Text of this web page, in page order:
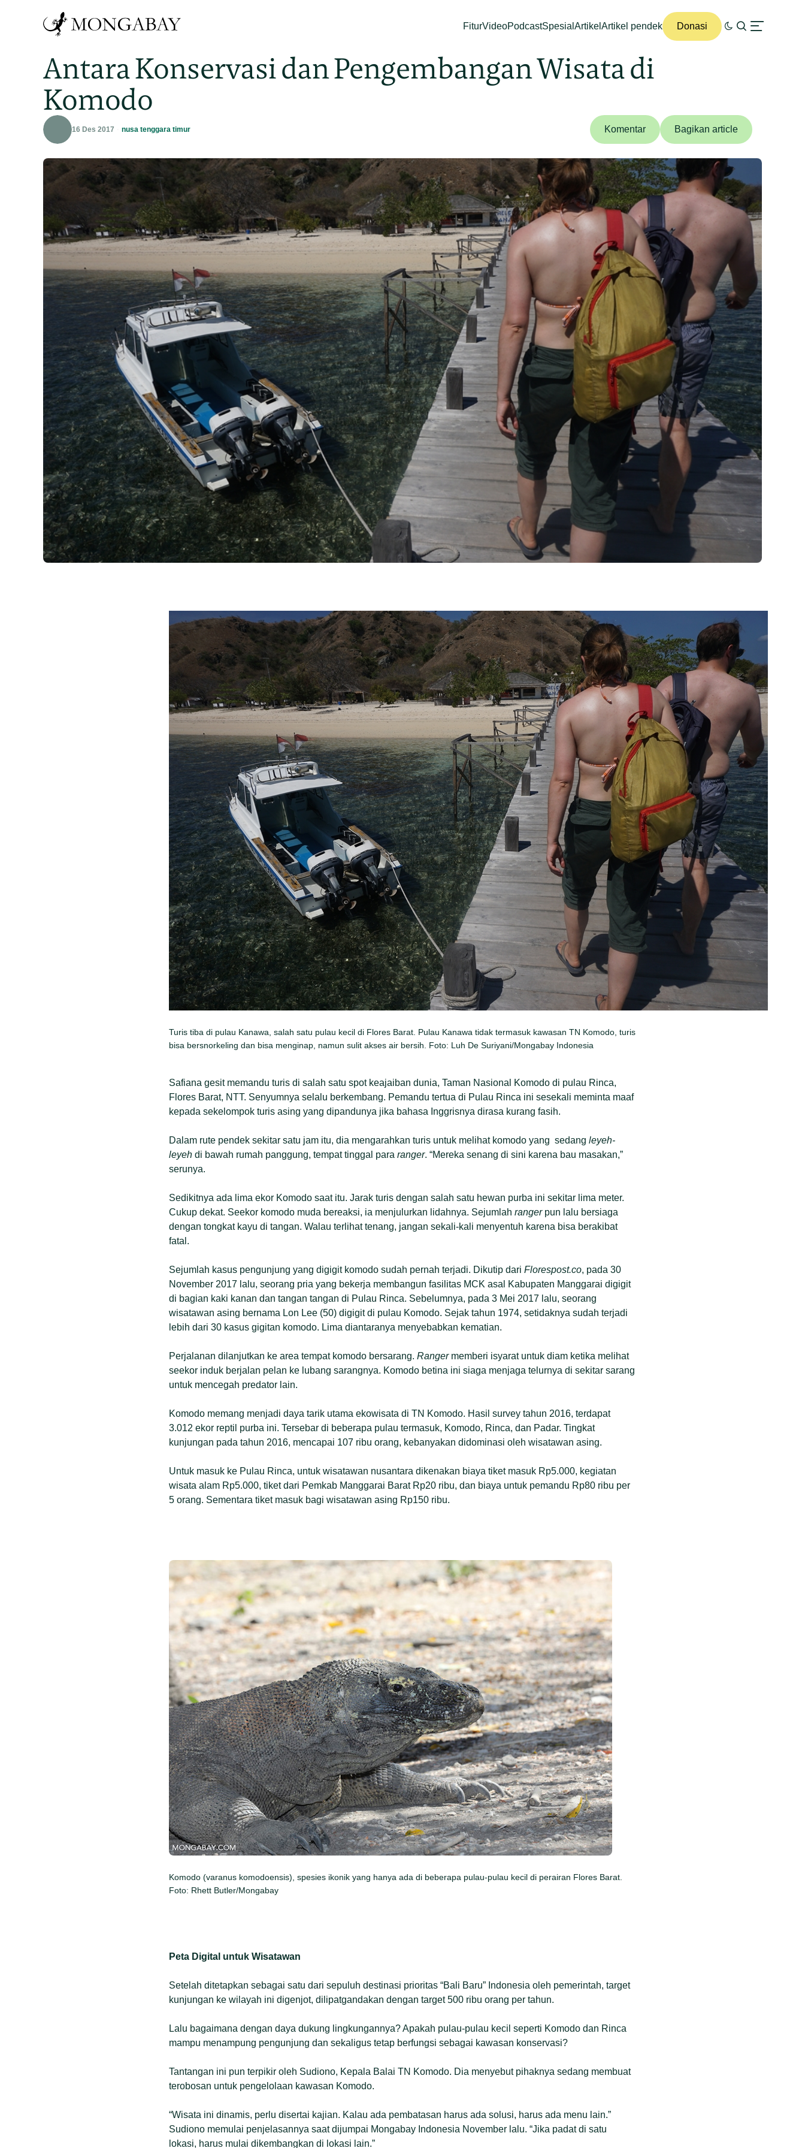
FiturVideoPodcastSpesial Artikel Artikel pendek Donasi
Antara Konservasi dan Pengembangan Wisata di
Komodo
16 Des 2017 nusa tenggara timur Komentar Bagikan article
Turis tiba di pulau Kanawa, salah satu pulau kecil di Flores Barat. Pulau Kanawa tidak termasuk kawasan TN Komodo, turis
bisa bersnorkeling dan bisa menginap, namun sulit akses air bersih. Foto: Luh De Suriyani/Mongabay Indonesia
Safiana gesit memandu turis di salah satu spot keajaiban dunia, Taman Nasional Komodo di pulau Rinca,
Flores Barat, NTT. Senyumnya selalu berkembang. Pemandu tertua di Pulau Rinca ini sesekali meminta maaf
kepada sekelompok turis asing yang dipandunya jika bahasa Inggrisnya dirasa kurang fasih.
Dalam rute pendek sekitar satu jam itu, dia mengarahkan turis untuk melihat komodo yang sedang leyeh-
leyeh di bawah rumah panggung, tempat tinggal para ranger. “Mereka senang di sini karena bau masakan,”
serunya.
Sedikitnya ada lima ekor Komodo saat itu. Jarak turis dengan salah satu hewan purba ini sekitar lima meter.
Cukup dekat. Seekor komodo muda bereaksi, ia menjulurkan lidahnya. Sejumlah rangerpun lalu bersiaga
dengan tongkat kayu di tangan. Walau terlihat tenang, jangan sekali-kali menyentuh karena bisa berakibat
fatal.
Sejumlah kasus pengunjung yang digigit komodo sudah pernah terjadi. Dikutip dari Florespost.co, pada 30
November 2017 lalu, seorang pria yang bekerja membangun fasilitas MCK asal Kabupaten Manggarai digigit
di bagian kaki kanan dan tangan tangan di Pulau Rinca. Sebelumnya, pada 3 Mei 2017 lalu, seorang
wisatawan asing bernama Lon Lee (50) digigit di pulau Komodo. Sejak tahun 1974, setidaknya sudah terjadi
lebih dari 30 kasus gigitan komodo. Lima diantaranya menyebabkan kematian.
Perjalanan dilanjutkan ke area tempat komodo bersarang. Rangermemberi isyarat untuk diam ketika melihat
seekor induk berjalan pelan ke lubang sarangnya. Komodo betina ini siaga menjaga telurnya di sekitar sarang
untuk mencegah predator lain.
Komodo memang menjadi daya tarik utama ekowisata di TN Komodo. Hasil survey tahun 2016, terdapat
3.012 ekor reptil purba ini. Tersebar di beberapa pulau termasuk, Komodo, Rinca, dan Padar. Tingkat
kunjungan pada tahun 2016, mencapai 107 ribu orang, kebanyakan didominasi oleh wisatawan asing.
Untuk masuk ke Pulau Rinca, untuk wisatawan nusantara dikenakan biaya tiket masuk Rp5.000, kegiatan
wisata alam Rp5.000, tiket dari Pemkab Manggarai Barat Rp20 ribu, dan biaya untuk pemandu Rp80 ribu per
5 orang. Sementara tiket masuk bagi wisatawan asing Rp150 ribu.
Komodo (varanus komodoensis), spesies ikonik yang hanya ada di beberapa pulau-pulau kecil di perairan Flores Barat.
Foto: Rhett Butler/Mongabay
Peta Digital untuk Wisatawan
Setelah ditetapkan sebagai satu dari sepuluh destinasi prioritas “Bali Baru” Indonesia oleh pemerintah, target
kunjungan ke wilayah ini digenjot, dilipatgandakan dengan target 500 ribu orang per tahun.
Lalu bagaimana dengan daya dukung lingkungannya? Apakah pulau-pulau kecil seperti Komodo dan Rinca
mampu menampung pengunjung dan sekaligus tetap berfungsi sebagai kawasan konservasi?
Tantangan ini pun terpikir oleh Sudiono, Kepala Balai TN Komodo. Dia menyebut pihaknya sedang membuat
terobosan untuk pengelolaan kawasan Komodo.
“Wisata ini dinamis, perlu disertai kajian. Kalau ada pembatasan harus ada solusi, harus ada menu lain.”
Sudiono memulai penjelasannya saat dijumpai Mongabay Indonesia November lalu. “Jika padat di satu
lokasi, harus mulai dikembangkan di lokasi lain.”